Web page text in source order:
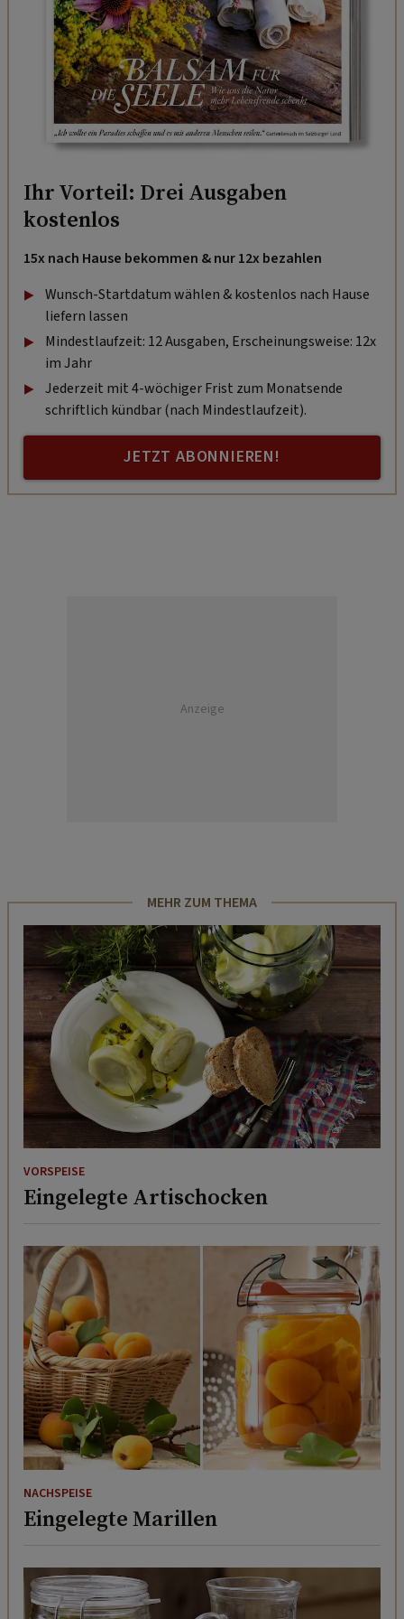
Ihr Vorteil: Drei Ausgaben
kostenlos
15x nach Hause bekommen & nur 12x bezahlen
Wunsch-Startdatum wählen & kostenlos nach Hause
liefern lassen
Mindestlaufzeit: 12 Ausgaben, Erscheinungsweise: 12x
im Jahr
Jederzeit mit 4-wöchiger Frist zum Monatsende
schriftlich kündbar (nach Mindestlaufzeit).
JETZT ABONNIEREN!
Anzeige
MEHR ZUM THEMA
VORSPEISE
Eingelegte Artischocken
NACHSPEISE
Eingelegte Marillen